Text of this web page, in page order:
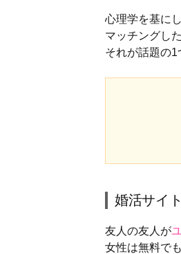
心理学を基に
マッチングし
それが話題の1
婚活サイト
友人の友人が
女性は無料で